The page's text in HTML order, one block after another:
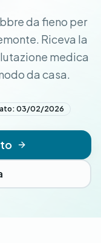
da fieno per
Riceva la
medica
da casa.
03/02/2026